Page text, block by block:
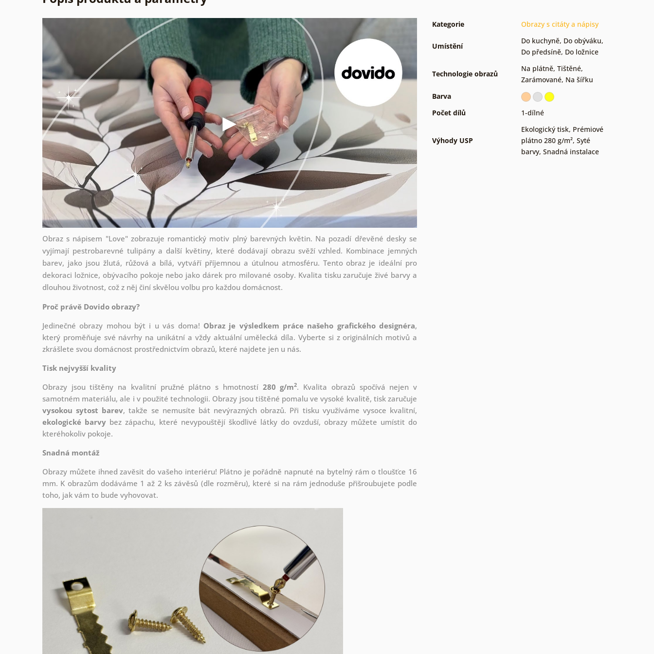
Obraz s nápisem "Love" zobrazuje romantický motiv plný barevných květin. Na pozadí dřevěné desky se
vyjímají pestrobarevné tulipány a další květiny, které dodávají obrazu svěží vzhled. Kombinace jemných
barev, jako jsou žlutá, růžová a bílá, vytváří příjemnou a útulnou atmosféru. Tento obraz je ideální pro
dekoraci ložnice, obývacího pokoje nebo jako dárek pro milované osoby. Kvalita tisku zaručuje živé barvy a
dlouhou životnost, což z něj činí skvělou volbu pro každou domácnost.
Proč právě Dovido obrazy?
Jedinečné obrazy mohou být i u vás doma! Obraz je výsledkem práce našeho grafického designéra,
který proměňuje své návrhy na unikátní a vždy aktuální umělecká díla. Vyberte si z originálních motivů a
zkrášlete svou domácnost prostřednictvím obrazů, které najdete jen u nás.
Tisk nejvyšší kvality
Obrazy jsou tištěny na kvalitní pružné plátno s hmotností 280 g/m2. Kvalita obrazů spočívá nejen v
samotném materiálu, ale i v použité technologii. Obrazy jsou tištěné pomalu ve vysoké kvalitě, tisk zaručuje
vysokou sytost barev, takže se nemusíte bát nevýrazných obrazů. Při tisku využíváme vysoce kvalitní,
ekologické barvy bez zápachu, které nevypouštějí škodlivé látky do ovzduší, obrazy můžete umístit do
kteréhokoliv pokoje.
Snadná montáž
Obrazy můžete ihned zavěsit do vašeho interiéru! Plátno je pořádně napnuté na bytelný rám o tloušťce 16
mm. K obrazům dodáváme 1 až 2 ks závěsů (dle rozměru), které si na rám jednoduše přišroubujete podle
toho, jak vám to bude vyhovovat.
Kategorie Obrazy s citáty a nápisy
Umístění
Do kuchyně, Do obýváku,
Do předsíně, Do ložnice
Technologie obrazů
Na plátně, Tištěné,
Zarámované, Na šířku
Barva
Počet dílů
1-dílné
Výhody USP
Ekologický tisk, Prémiové
plátno 280 g/m², Syté
barvy, Snadná instalace